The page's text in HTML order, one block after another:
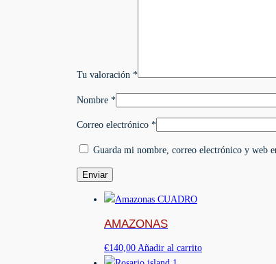
Tu valoración *
Nombre *
Correo electrónico *
Guarda mi nombre, correo electrónico y web
AMAZONAS
€140,00 Añadir al carrito